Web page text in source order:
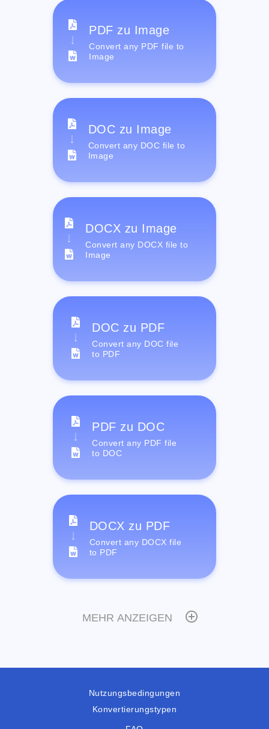
PDF zu Image
Convert any PDF file to
Image
DOC zu Image
Convert any DOC file to
Image
DOCX zu Image
Convert any DOCX file to
Image
DOC zu PDF
Convert any DOC file
to PDF
PDF zu DOC
Convert any PDF file
to DOC
DOCX zu PDF
Convert any DOCX file
to PDF
MEHR ANZEIGEN
Nutzungsbedingungen
Konvertierungstypen